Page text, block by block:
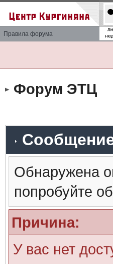
Правила форума
Форум ЭТЦ
Обнаружена
попробуйте
Причина:
У вас нет